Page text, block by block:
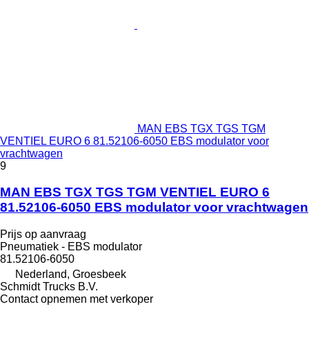
MAN EBS TGX TGS TGM
VENTIEL EURO 6 81.52106-6050 EBS modulator voor
vrachtwagen
9
MAN EBS TGX TGS TGM VENTIEL EURO 6
81.52106-6050 EBS modulator voor vrachtwagen
Prijs op aanvraag
Pneumatiek - EBS modulator
81.52106-6050
Nederland, Groesbeek
Schmidt Trucks B.V.
Contact opnemen met verkoper